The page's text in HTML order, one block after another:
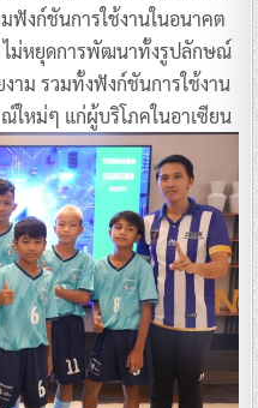
งก์ชันการใช้งานในอนาคต
ไม่หยุดการพัฒนาทั้งรูปลักษณ์
าม รวมทั้งฟังก์ชันการใช้งาน
ใหม่ๆ แก่ผู้บริโภคในอาเซียน